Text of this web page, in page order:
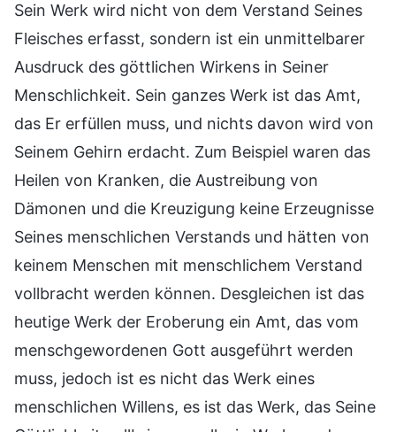
Sein Werk wird nicht von dem Verstand Seines
Fleisches erfasst, sondern ist ein unmittelbarer
Ausdruck des göttlichen Wirkens in Seiner
Menschlichkeit. Sein ganzes Werk ist das Amt,
das Er erfüllen muss, und nichts davon wird von
Seinem Gehirn erdacht. Zum Beispiel waren das
Heilen von Kranken, die Austreibung von
Dämonen und die Kreuzigung keine Erzeugnisse
Seines menschlichen Verstands und hätten von
keinem Menschen mit menschlichem Verstand
vollbracht werden können. Desgleichen ist das
heutige Werk der Eroberung ein Amt, das vom
menschgewordenen Gott ausgeführt werden
muss, jedoch ist es nicht das Werk eines
menschlichen Willens, es ist das Werk, das Seine